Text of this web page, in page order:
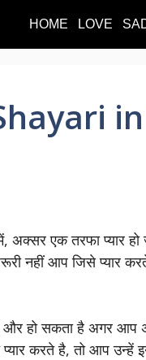
HOME LOVE
एक तरफा प्यार
नहीं आप जिसे प्यार
हो सकता है अगर आप
करते है, तो आप उन्हें